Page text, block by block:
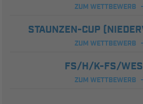
ZUM WETTBEWERB
STAUNZEN-CUP
ZUM WETTBEWERB
FS/H/K-FS/
ZUM WETTBEWERB